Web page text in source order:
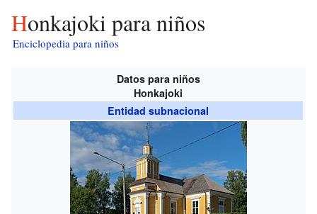
Honkajoki para niños
Enciclopedia para niños
Datos para niños
Honkajoki
Entidad subnacional